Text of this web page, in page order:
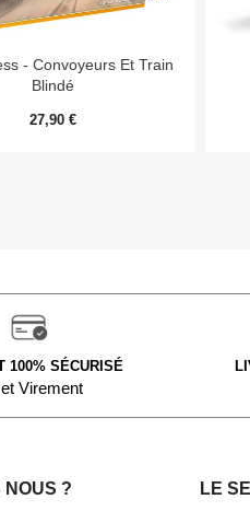
Aperçu rapide
- Convoyeurs Et Train
Blindé
27,90 €
100% SÉCURISÉ
Virement
NOUS ? LE